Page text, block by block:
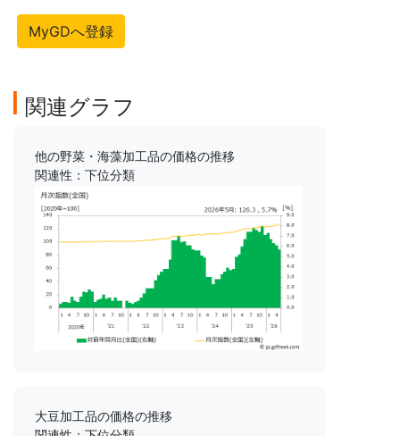
MyGDへ登録
関連グラフ
他の野菜・海藻加工品の価格の推移
関連性：下位分類
大豆加工品の価格の推移